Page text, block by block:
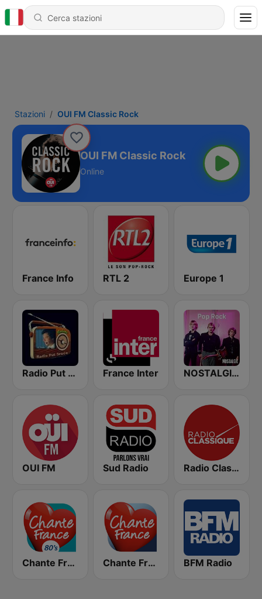
Stazioni OUI FM Classic Rock
OUI FM Classic Rock
Online
France Info RTL 2 Europe 1
Radio Put Sreće France Inter NOSTALGIE POP ROCK
OUI FM Sud Radio Radio Classique
Chante France 80's Chante France BFM Radio